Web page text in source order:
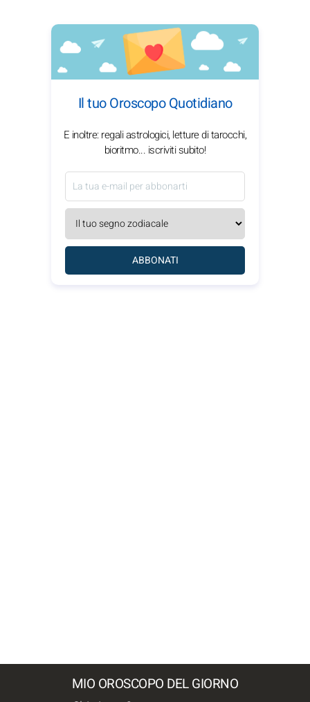
Il tuo Oroscopo Quotidiano
E inoltre: regali astrologici, letture di tarocchi,
bioritmo... iscriviti subito!
ABBONATI
MIO OROSCOPO DEL GIORNO